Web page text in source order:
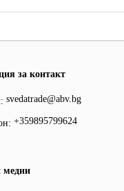
за контакт
svedatrade@abv.bg
+359895799624
медии